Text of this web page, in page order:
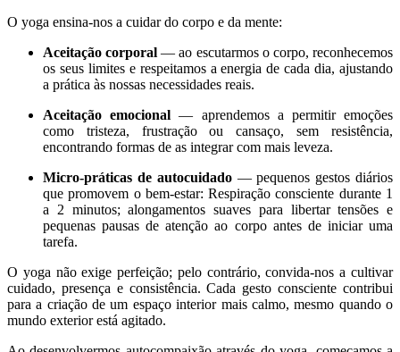
O yoga ensina-nos a cuidar do corpo e da mente:
Aceitação corporal — ao escutarmos o corpo, reconhecemos
os seus limites e respeitamos a energia de cada dia, ajustando
a prática às nossas necessidades reais.
Aceitação emocional — aprendemos a permitir emoções
como tristeza, frustração ou cansaço, sem resistência,
encontrando formas de as integrar com mais leveza.
Micro-práticas de autocuidado— pequenos gestos diários
que promovem o bem-estar: Respiração consciente durante 1
a 2 minutos; alongamentos suaves para libertar tensões e
pequenas pausas de atenção ao corpo antes de iniciar uma
tarefa.
O yoga não exige perfeição; pelo contrário, convida-nos a cultivar
cuidado, presença e consistência. Cada gesto consciente contribui
para a criação de um espaço interior mais calmo, mesmo quando o
mundo exterior está agitado.